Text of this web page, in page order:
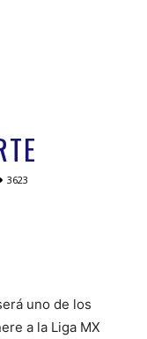
3623
uno de los
a la Liga MX